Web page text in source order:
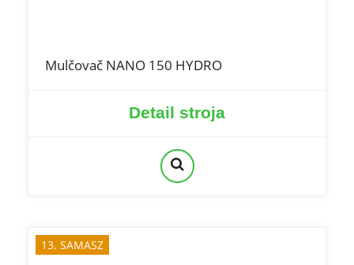
Mulčovač NANO 150 HYDRO
Detail stroja
13. SAMASZ